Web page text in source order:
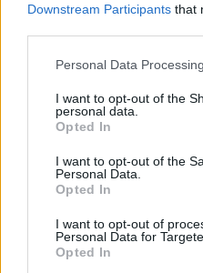
Downstream Participants that
Please note that this website/
not limited to your visit or
grant or deny consent to
use your data for below
consent section.
Personal Data
I want to opt-out of the
personal data.
Opted In
I want to opt-out of the
Personal Data.
Opted In
I want to opt-out of
Personal Data for
Opted In
κινητού, η θεία από
Η Ελένη
γιορτή του Άκη
Αριστοτέλης
Ριτσώνας το
Ψάθα
«Αφιέρωσε τη ζωή
δήλωση της
Λίζα που βρέθηκε